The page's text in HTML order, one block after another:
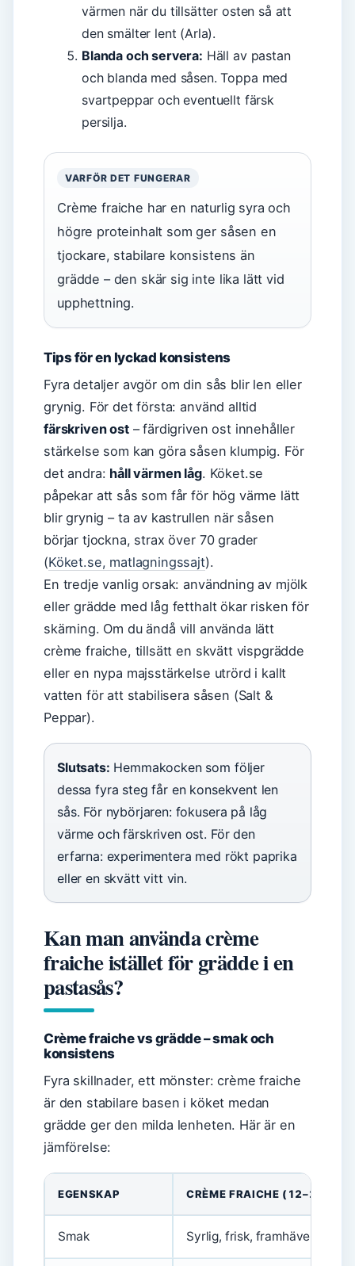
värmen när du tillsätter osten så att
den smälter lent (Arla).
Blanda och servera: Häll av pastan
och blanda med såsen. Toppa med
svartpeppar och eventuellt färsk
persilja.
VARFÖR DET FUNGERAR
Crème fraiche har en naturlig syra och
högre proteinhalt som ger såsen en
tjockare, stabilare konsistens än
grädde – den skär sig inte lika lätt vid
upphettning.
Tips för en lyckad konsistens
Fyra detaljer avgör om din sås blir len eller
grynig. För det första: använd alltid
färskriven ost– färdigriven ost innehåller
stärkelse som kan göra såsen klumpig. För
det andra: håll värmen låg. Köket.se
påpekar att sås som får för hög värme lätt
blir grynig – ta av kastrullen när såsen
börjar tjockna, strax över 70 grader
(Köket.se, matlagningssajt).
En tredje vanlig orsak: användning av mjölk
eller grädde med låg fetthalt ökar risken för
skärning. Om du ändå vill använda lätt
crème fraiche, tillsätt en skvätt vispgrädde
eller en nypa majsstärkelse utrörd i kallt
vatten för att stabilisera såsen (Salt &
Peppar).
Slutsats: Hemmakocken som följer
dessa fyra steg får en konsekvent len
sås. För nybörjaren: fokusera på låg
värme och färskriven ost. För den
erfarna: experimentera med rökt paprika
eller en skvätt vitt vin.
Kan man använda crème
fraiche istället för grädde i en
pastasås?
Crème fraiche vs grädde – smak och
konsistens
Fyra skillnader, ett mönster: crème fraiche
är den stabilare basen i köket medan
grädde ger den milda lenheten. Här är en
jämförelse:
EGENSKAP CRÈME FRAICHE (12–20 %
Smak Syrlig, frisk, framhäver rökt